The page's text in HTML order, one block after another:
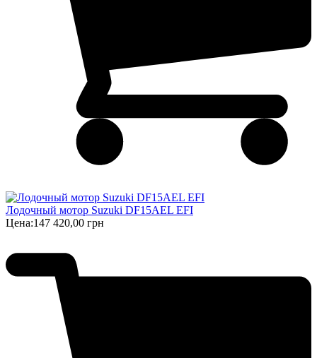
Лодочный мотор Suzuki DF15AEL EFI
Цена:147 420,00 грн